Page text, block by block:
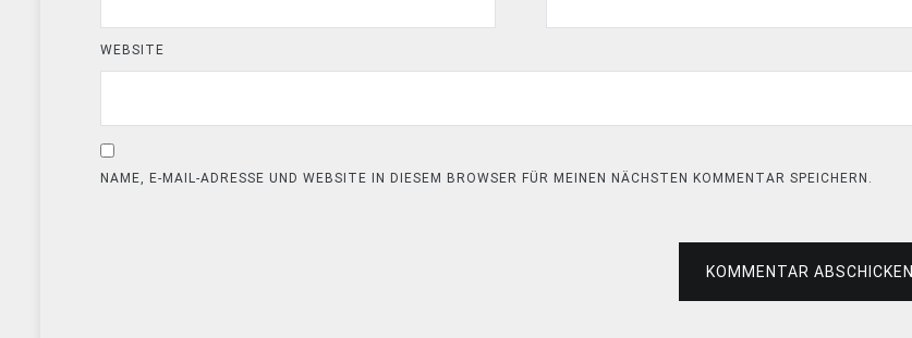
WEBSITE
NAME, E-MAIL-ADRESSE UND WEBSITE IN DIESEM BROWSER FÜR MEINEN NÄCHSTEN KOMMENTAR SPEICHERN.
KOMMENTAR ABSCHICKEN